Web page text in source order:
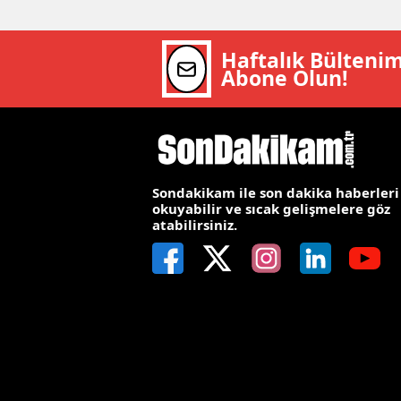
Haftalık
Abone Olun!
Sondakikam ile son dakika haberleri
okuyabilir ve sıcak gelişmelere göz
atabilirsiniz.